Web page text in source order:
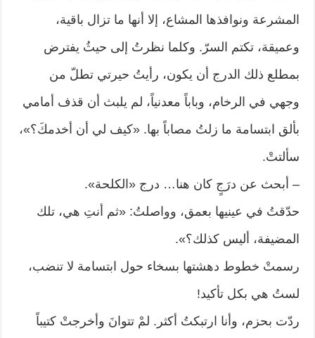
المشرعة ونوافذها المشاع، إلا أنها ما تزال باقية،
وعميقة، تكتم السرّ. وكلما نظرتُ إلى حيثُ يفترض
بمطلع ذلك الدرج أن يكون، رأيتُ حيرتي تطلّ من
وجهي في الرخام، وباباً معدنياً، لم يلبث أن قذف أمامي
بألق ابتسامة ما زلتُ مصاباً بها. «كيف لي أن أخدمكَ؟»،
سألتتْ.
– أبحث عن درَجٍ كان هنا… درج «الكلحة».
حدّقتُ في عينيها بعمق، وواصلتُ: «ثم أنتِ هي، تلك
المضيفة، أليس كذلك؟».
رسمتْ خطوط دهشتها بسخاء حول ابتسامة لا تنضب،
لستُ هي بكل تأكيد!
ردّت بحزم، وأنا ارتبكتُ أكثر. لمْ تتوانَ وأخرجتْ كتيباً